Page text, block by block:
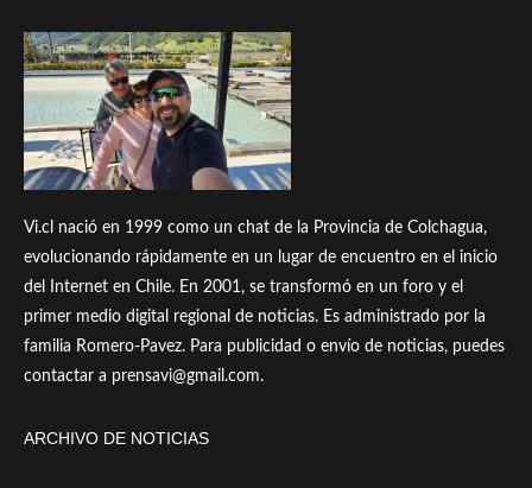
Vi.cl nació en 1999 como un chat de la Provincia de Colchagua,
evolucionando rápidamente en un lugar de encuentro en el inicio
del Internet en Chile. En 2001, se transformó en un foro y el
primer medio digital regional de noticias. Es administrado por la
familia Romero-Pavez. Para publicidad o envío de noticias, puedes
contactar a prensavi@gmail.com.
ARCHIVO DE NOTICIAS